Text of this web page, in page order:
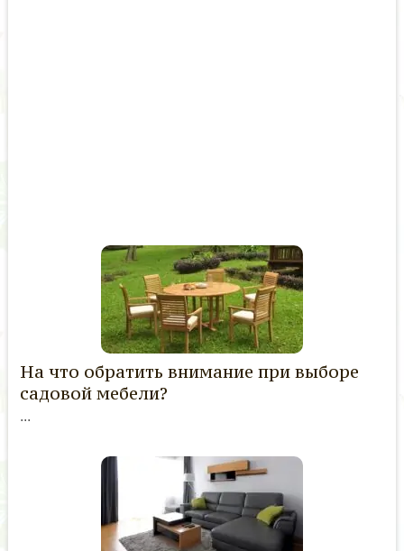
На что обратить внимание при выборе
садовой мебели?
...